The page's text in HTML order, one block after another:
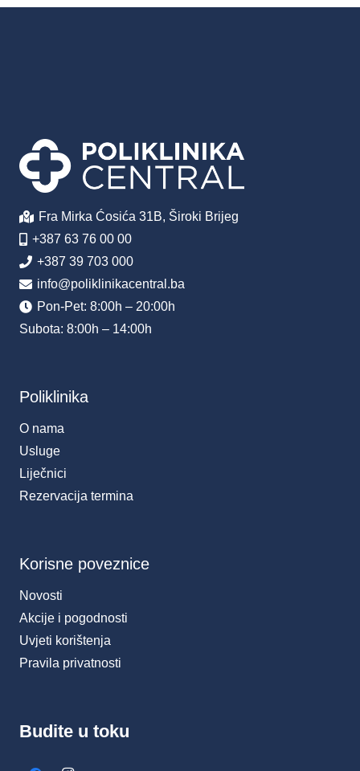
Fra Mirka Ćosića 31B, Široki Brijeg
+387 63 76 00 00
+387 39 703 000
info@poliklinikacentral.ba
Pon-Pet: 8:00h – 20:00h
Subota: 8:00h – 14:00h
Poliklinika
O nama
Usluge
Liječnici
Rezervacija termina
Korisne poveznice
Novosti
Akcije i pogodnosti
Uvjeti korištenja
Pravila privatnosti
Budite u toku